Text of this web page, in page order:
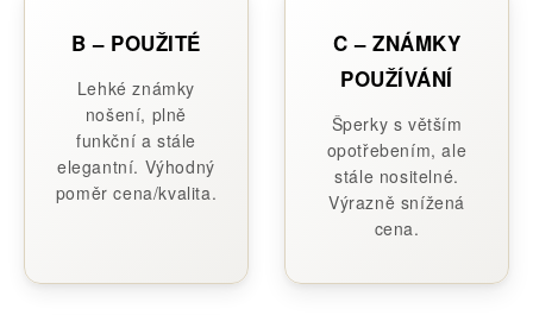
B – POUŽITÉ
Lehké známky
nošení, plně
funkční a stále
elegantní. Výhodný
poměr cena/kvalita.
C – ZNÁMKY
POUŽÍVÁNÍ
Šperky s větším
opotřebením, ale
stále nositelné.
Výrazně snížená
cena.